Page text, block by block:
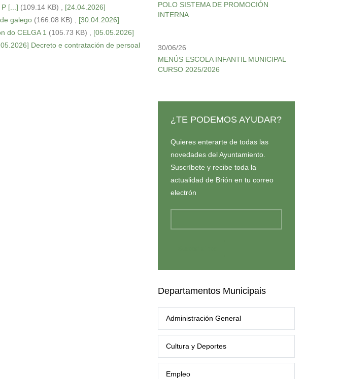
[...] (109.14 KB)
[24.04.2026]
galego (166.08 KB)
[30.04.2026]
do CELGA 1 (105.73 KB)
[05.05.2026]
Decreto e contratación de persoal
POLO SISTEMA DE PROMOCIÓN
INTERNA
30/06/26
MENÚS ESCOLA INFANTIL MUNICIPAL
CURSO 2025/2026
¿TE PODEMOS AYUDAR?
Quieres enterarte de todas las
novedades del Ayuntamiento.
Suscríbete y recibe toda la
actualidad de Brión en tu correo
electrón
Departamentos Municipais
Administración General
Cultura y Deportes
Empleo